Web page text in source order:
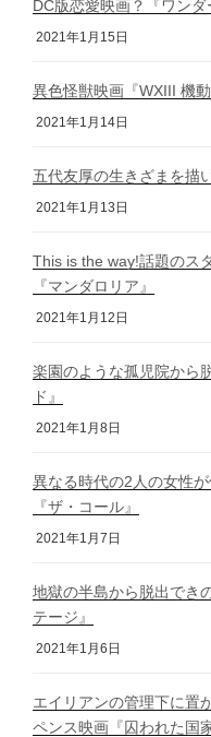
DC版恋愛映画？『ワンダ
2021年1月15日
異色怪獣映画『WXIII 機
2021年1月14日
五代友厚の生きざまを描
2021年1月13日
This is the way!話題のス
『マンダロリア』
2021年1月12日
楽園のような孤児院から
ド』
2021年1月8日
異なる時代の2人の女性
『ザ・コール』
2021年1月7日
地獄の半島から脱出でき
テージ』
2021年1月6日
エイリアンの管理下に置
ペンス映画『囚われた国家